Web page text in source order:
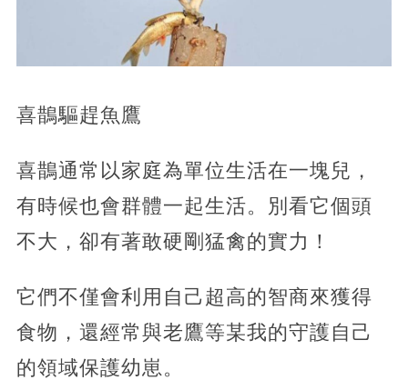
喜鵲驅趕魚鷹
喜鵲通常以家庭為單位生活在一塊兒，
有時候也會群體一起生活。別看它個頭
不大，卻有著敢硬剛猛禽的實力！
它們不僅會利用自己超高的智商來獲得
食物，還經常與老鷹等某我的守護自己
的領域保護幼崽。